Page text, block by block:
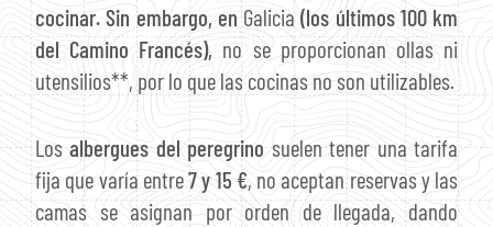
cocinar. Sin embargo, enGalicia (los últimos 100 km
del Camino Francés), no se proporcionan ollas ni
utensilios**, por lo que las cocinas no son utilizables.
Losalbergues del peregrinosuelen tener una tarifa
fija que varía entre7 y 15 €, no aceptan reservas y las
camas se asignan por orden de llegada, dando